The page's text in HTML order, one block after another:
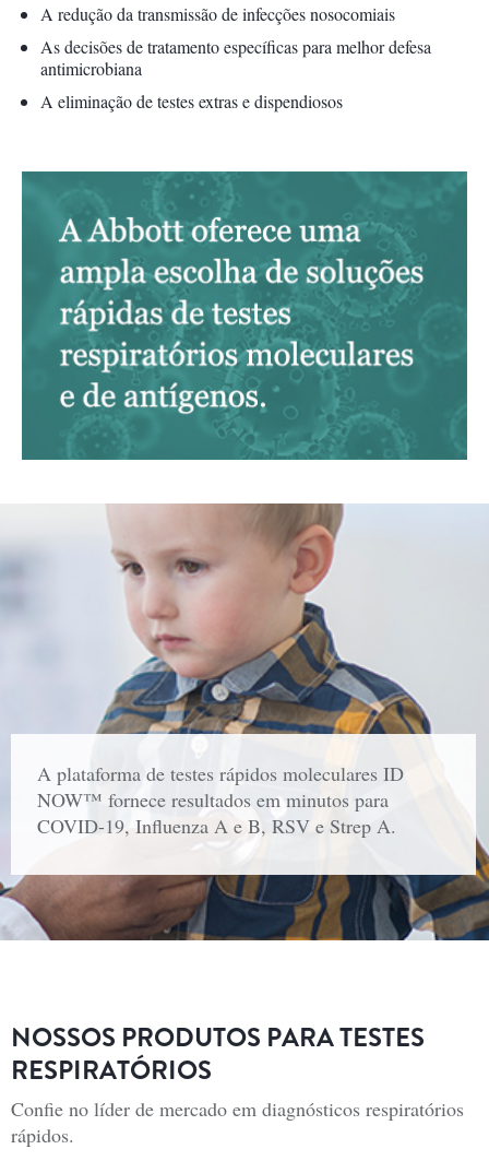
A redução da transmissão de infecções nosocomiais
As decisões de tratamento específicas para melhor defesa
antimicrobiana
A eliminação de testes extras e dispendiosos
A plataforma de testes rápidos moleculares ID
NOW™ fornece resultados em minutos para
COVID-19, Influenza A e B, RSV e Strep A.
NOSSOS PRODUTOS PARA TESTES
RESPIRATÓRIOS
Confie no líder de mercado em diagnósticos respiratórios
rápidos.